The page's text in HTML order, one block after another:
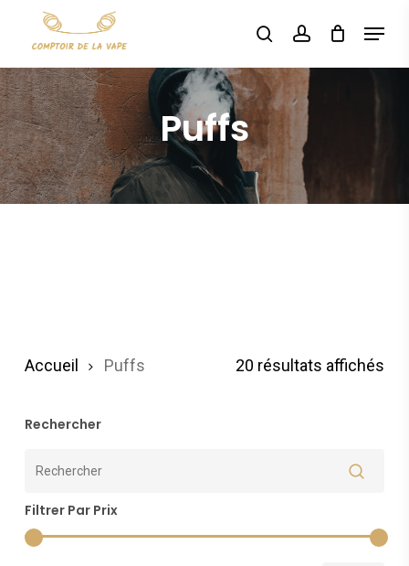
main
content
Rechercher
searchaccount
Menu
Puffs
20 résultats affichés
Accueil Puffs
Rechercher
Filtrer Par Prix